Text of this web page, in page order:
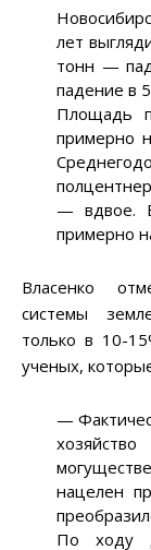
лет
тонн —
падение в
Площадь
примерно
— вдвое.
примерно
Власенко
системы
только в 10-
ученых,
—
нацелен
По ходу